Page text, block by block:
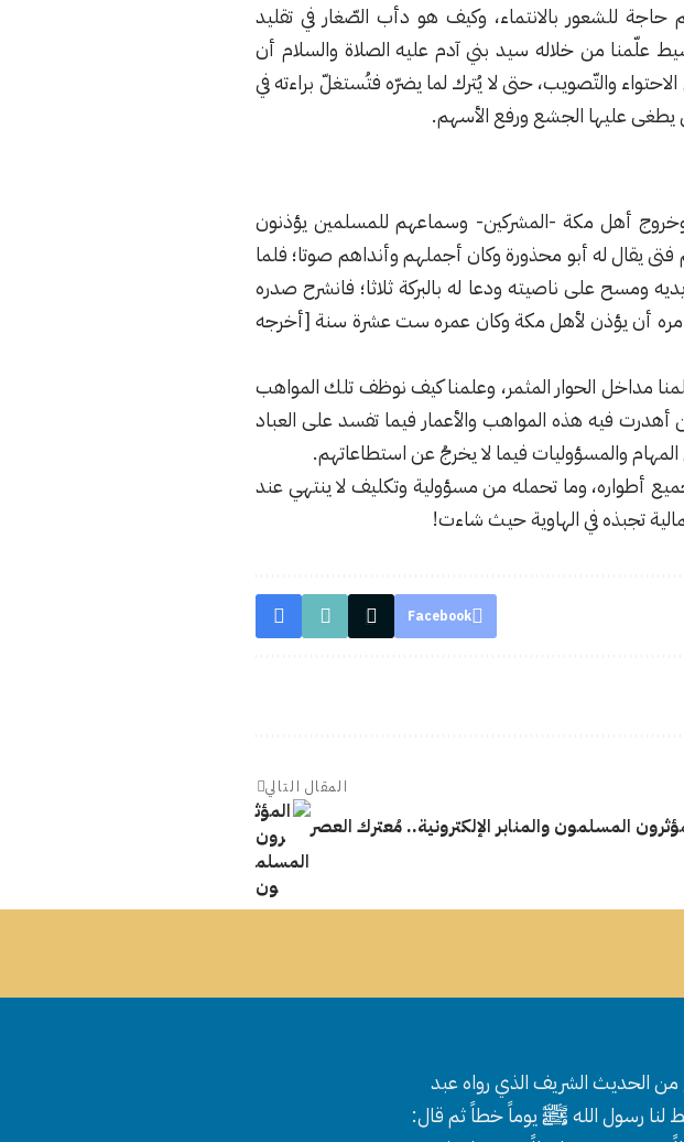
حاجة للشعور بالانتماء، وكيف هو دأب الصّغار في تقليد
من خلاله سيد بني آدم عليه الصلاة والسلام أن
والتّصويب، حتى لا يُترك لما يضرّه فتُستغلّ براءته في
يطغى عليها الجشع ورفع الأسهم.
أهل مكة -المشركين- وسماعهم للمسلمين يؤذنون
يقال له أبو محذورة وكان أجملهم وأنداهم صوتا؛ فلما
ومسح على ناصيته ودعا له بالبركة ثلاثا؛ فانشرح صدره
وأمره أن يؤذن لأهل مكة وكان عمره ست عشرة سنة [أخرجه
مداخل الحوار المثمر، وعلمنا كيف نوظف تلك المواهب
فيه هذه المواهب والأعمار فيما تفسد على العباد
والمسؤوليات فيما لا يخرجُ عن استطاعاتهم.
أطواره، وما تحمله من مسؤولية وتكليف لا ينتهي عند
تجبذه في الهاوية حيث شاءت!
Facebook
المقال التالي
المسلمون والمنابر الإلكترونية.. مُعترك العصر
من الحديث الشريف الذي رواه عبد
رسول الله ﷺ يوماً خطاً ثم قال: